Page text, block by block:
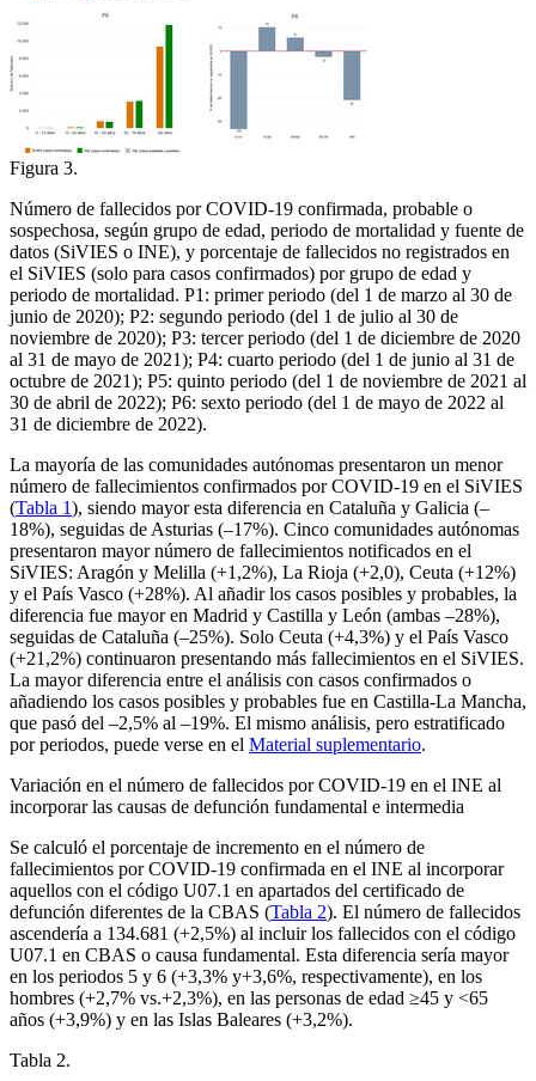
Figura 3.
Número de fallecidos por COVID-19 confirmada, probable o
sospechosa, según grupo de edad, periodo de mortalidad y fuente de
datos (SiVIES o INE), y porcentaje de fallecidos no registrados en
el SiVIES (solo para casos confirmados) por grupo de edad y
periodo de mortalidad. P1: primer periodo (del 1 de marzo al 30 de
junio de 2020); P2: segundo periodo (del 1 de julio al 30 de
noviembre de 2020); P3: tercer periodo (del 1 de diciembre de 2020
al 31 de mayo de 2021); P4: cuarto periodo (del 1 de junio al 31 de
octubre de 2021); P5: quinto periodo (del 1 de noviembre de 2021 al
30 de abril de 2022); P6: sexto periodo (del 1 de mayo de 2022 al
31 de diciembre de 2022).
La mayoría de las comunidades autónomas presentaron un menor
número de fallecimientos confirmados por COVID-19 en el SiVIES
(Tabla 1), siendo mayor esta diferencia en Cataluña y Galicia (–
18%), seguidas de Asturias (–17%). Cinco comunidades autónomas
presentaron mayor número de fallecimientos notificados en el
SiVIES: Aragón y Melilla (+1,2%), La Rioja (+2,0), Ceuta (+12%)
y el País Vasco (+28%). Al añadir los casos posibles y probables, la
diferencia fue mayor en Madrid y Castilla y León (ambas –28%),
seguidas de Cataluña (–25%). Solo Ceuta (+4,3%) y el País Vasco
(+21,2%) continuaron presentando más fallecimientos en el SiVIES.
La mayor diferencia entre el análisis con casos confirmados o
añadiendo los casos posibles y probables fue en Castilla-La Mancha,
que pasó del –2,5% al –19%. El mismo análisis, pero estratificado
por periodos, puede verse en el Material suplementario.
Variación en el número de fallecidos por COVID-19 en el INE al
incorporar las causas de defunción fundamental e intermedia
Se calculó el porcentaje de incremento en el número de
fallecimientos por COVID-19 confirmada en el INE al incorporar
aquellos con el código U07.1 en apartados del certificado de
defunción diferentes de la CBAS (Tabla 2). El número de fallecidos
ascendería a 134.681 (+2,5%) al incluir los fallecidos con el código
U07.1 en CBAS o causa fundamental. Esta diferencia sería mayor
en los periodos 5 y 6 (+3,3% y+3,6%, respectivamente), en los
hombres (+2,7% vs.+2,3%), en las personas de edad ≥45 y <65
años (+3,9%) y en las Islas Baleares (+3,2%).
Tabla 2.